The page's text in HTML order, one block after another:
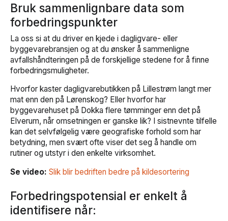
Bruk sammenlignbare data som
forbedringspunkter
La oss si at du driver en kjede i dagligvare- eller
byggevarebransjen og at du ønsker å sammenligne
avfallshåndteringen på de forskjellige stedene for å finne
forbedringsmuligheter.
Hvorfor kaster dagligvarebutikken på Lillestrøm langt mer
mat enn den på Lørenskog? Eller hvorfor har
byggevarehuset på Dokka flere tømminger enn det på
Elverum, når omsetningen er ganske lik? I sistnevnte tilfelle
kan det selvfølgelig være geografiske forhold som har
betydning, men svært ofte viser det seg å handle om
rutiner og utstyr i den enkelte virksomhet.
Se video: Slik blir bedriften bedre på kildesortering
Forbedringspotensial er enkelt å
identifisere når: